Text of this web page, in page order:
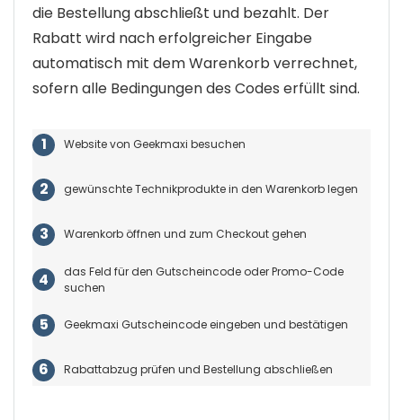
die Bestellung abschließt und bezahlt. Der
Rabatt wird nach erfolgreicher Eingabe
automatisch mit dem Warenkorb verrechnet,
sofern alle Bedingungen des Codes erfüllt sind.
Website von Geekmaxi besuchen
gewünschte Technikprodukte in den Warenkorb legen
Warenkorb öffnen und zum Checkout gehen
das Feld für den Gutscheincode oder Promo-Code
suchen
Geekmaxi Gutscheincode eingeben und bestätigen
Rabattabzug prüfen und Bestellung abschließen